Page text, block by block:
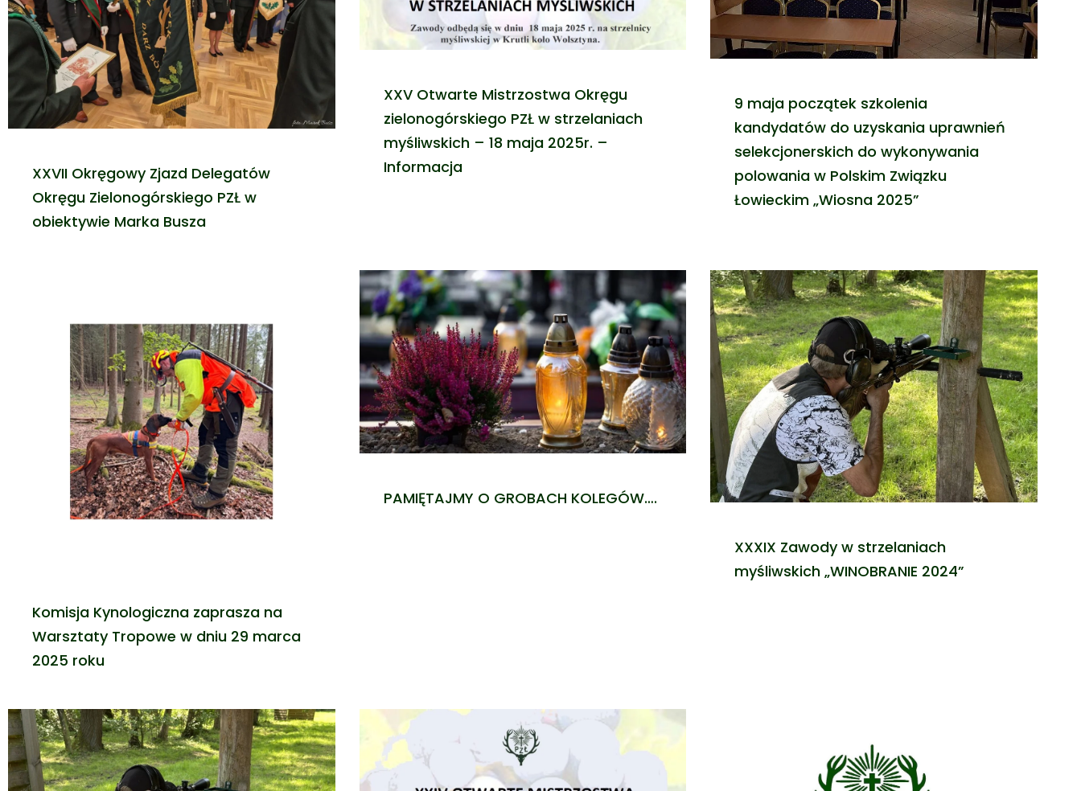
XXVII Okręgowy Zjazd Delegatów
Okręgu Zielonogórskiego PZŁ w
obiektywie Marka Busza
XXV Otwarte Mistrzostwa Okręgu
zielonogórskiego PZŁ w strzelaniach
myśliwskich – 18 maja 2025r. –
Informacja
9 maja początek szkolenia
kandydatów do uzyskania uprawnień
selekcjonerskich do wykonywania
polowania w Polskim Związku
Łowieckim „Wiosna 2025”
Komisja Kynologiczna zaprasza na
Warsztaty Tropowe w dniu 29 marca
2025 roku
PAMIĘTAJMY O GROBACH KOLEGÓW….
XXXIX Zawody w strzelaniach
myśliwskich „WINOBRANIE 2024”